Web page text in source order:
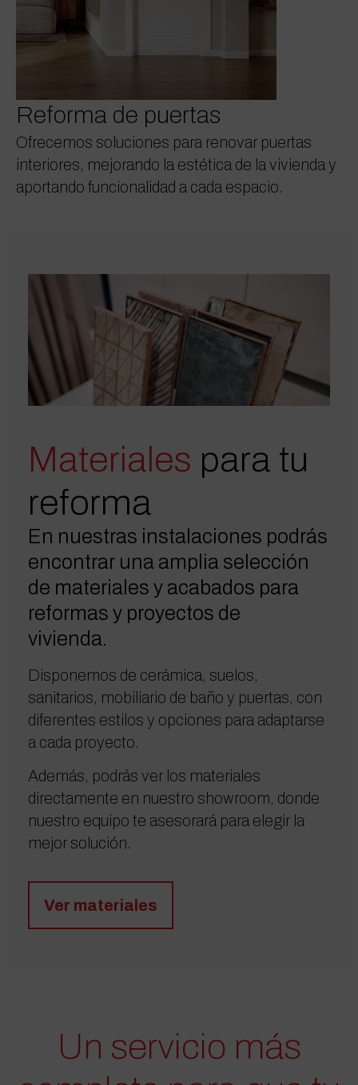
Reforma de puertas
Ofrecemos soluciones para renovar puertas
interiores, mejorando la estética de la vivienda y
aportando funcionalidad a cada espacio.
Ver materiales
Materiales para tu
reforma
En nuestras instalaciones podrás
encontrar una amplia selección
de materiales y acabados para
reformas y proyectos de
vivienda.
Disponemos de cerámica, suelos,
sanitarios, mobiliario de baño y puertas, con
diferentes estilos y opciones para adaptarse
a cada proyecto.
Además, podrás ver los materiales
directamente en nuestro showroom, donde
nuestro equipo te asesorará para elegir la
mejor solución.
Un servicio más